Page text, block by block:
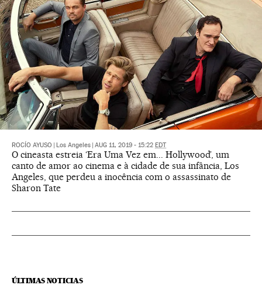
ROCÍO AYUSO Los Angeles AUG 11, 2019 - 15:22 EDT
O cineasta estreia ‘Era Uma Vez em... Hollywood’, um
canto de amor ao cinema e à cidade de sua infância, Los
Angeles, que perdeu a inocência com o assassinato de
Sharon Tate
ÚLTIMAS NOTICIAS